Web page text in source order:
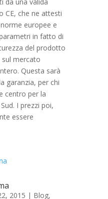
CE, che ne attesti
europee e
in fatto di
del prodotto
mercato
Questa sarà
garanzia, per chi
centro per la
I prezzi poi,
essere
2015 | Blog,